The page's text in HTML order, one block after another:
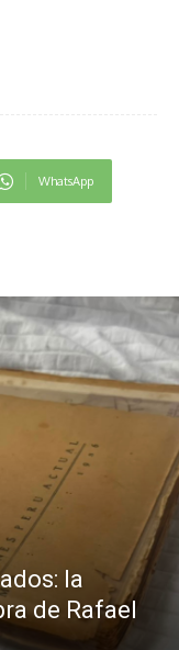
WhatsApp
la
de Rafael